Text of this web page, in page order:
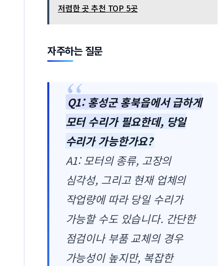
저렴한 곳 추천 TOP 5곳
자주하는 질문
Q1: 홍성군 홍북읍에서 급하게
모터 수리가 필요한데, 당일
수리가 가능한가요?
A1: 모터의 종류, 고장의
심각성, 그리고 현재 업체의
작업량에 따라 당일 수리가
가능할 수도 있습니다. 간단한
점검이나 부품 교체의 경우
가능성이 높지만, 복잡한